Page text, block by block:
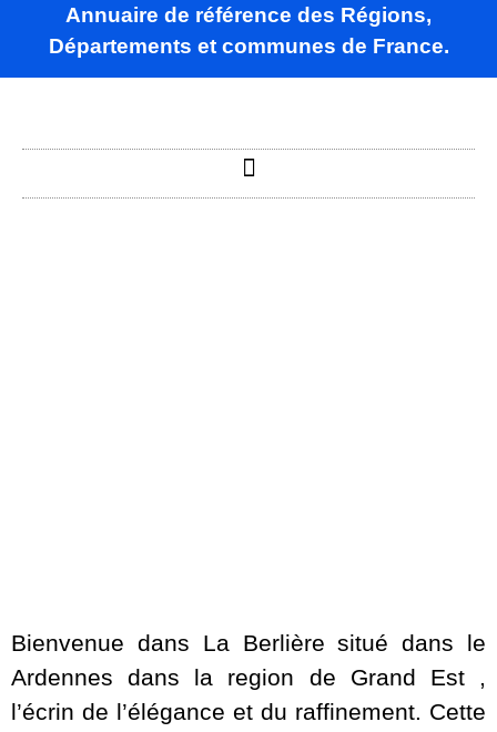
Annuaire de référence des Régions,
Départements et communes de France.
Bienvenue dans La Berlière situé dans le
Ardennes dans la region de Grand Est ,
l’écrin de l’élégance et du raffinement. Cette